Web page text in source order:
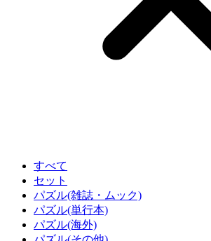
すべて
セット
パズル(雑誌・ムック)
パズル(単行本)
パズル(海外)